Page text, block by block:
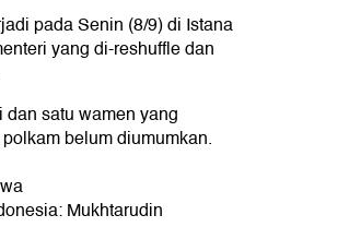
pada Senin (8/9) di Istana
yang di-reshuffle dan
satu wamen yang
belum diumumkan.
Mukhtarudin